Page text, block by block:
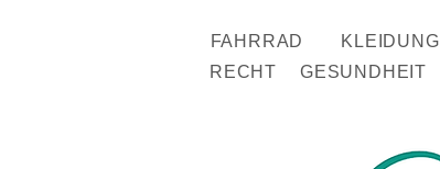
FAHRRAD
KLEIDUNG
RECHT
GESUNDHEIT